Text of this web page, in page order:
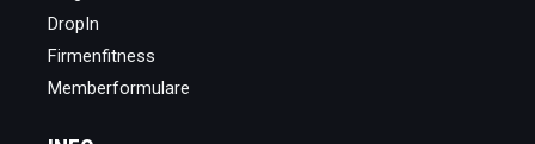
DropIn
Firmenfitness
Memberformulare